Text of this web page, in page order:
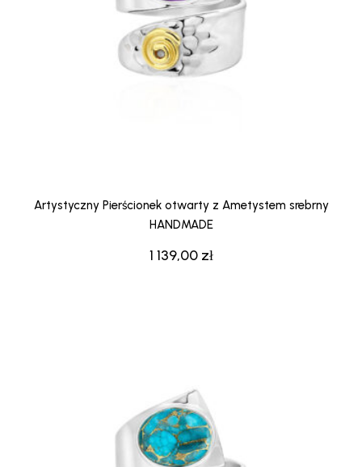
1 139,00 zł
Artystyczny Pierścionek otwarty z Ametystem srebrny
HANDMADE